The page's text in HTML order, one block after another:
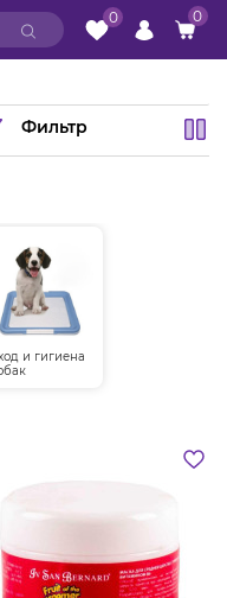
0 0
Фильтр
и гигиена